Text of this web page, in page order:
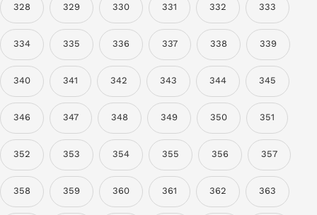
328 329 330 331 332 333
334 335 336 337 338 339
340 341 342 343 344 345
346 347 348 349 350 351
352 353 354 355 356 357
358 359 360 361 362 363